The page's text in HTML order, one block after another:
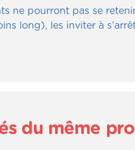
ne pourront pas se
long), les inviter à
du même